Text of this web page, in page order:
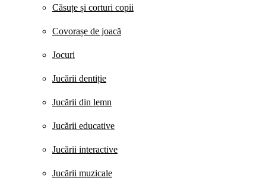
Căsuțe și corturi copii
Covorașe de joacă
Jocuri
Jucării dentiție
Jucării din lemn
Jucării educative
Jucării interactive
Jucării muzicale